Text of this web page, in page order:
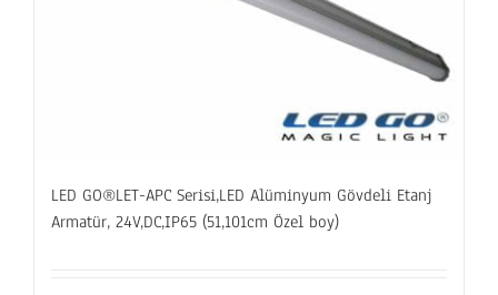
LED GO®LET-APC Serisi,LED Alüminyum Gövdeli Etanj
Armatür, 24V,DC,IP65 (51,101cm Özel boy)